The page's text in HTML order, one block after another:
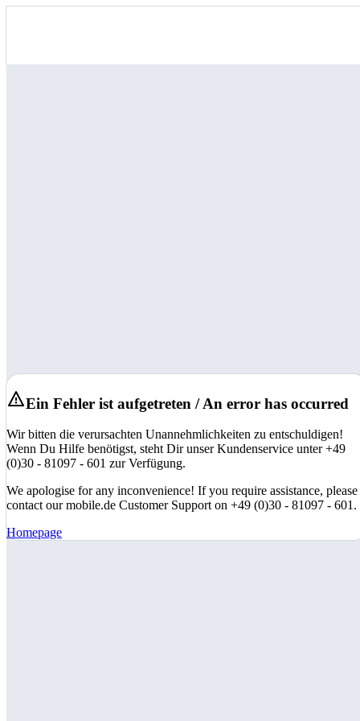
Ein Fehler ist aufgetreten / An error has occurred
Wir bitten die verursachten Unannehmlichkeiten zu entschuldigen!
Wenn Du Hilfe benötigst, steht Dir unser Kundenservice unter +49
(0)30 - 81097 - 601 zur Verfügung.
We apologise for any inconvenience! If you require assistance, please
contact our mobile.de Customer Support on +49 (0)30 - 81097 - 601.
Homepage